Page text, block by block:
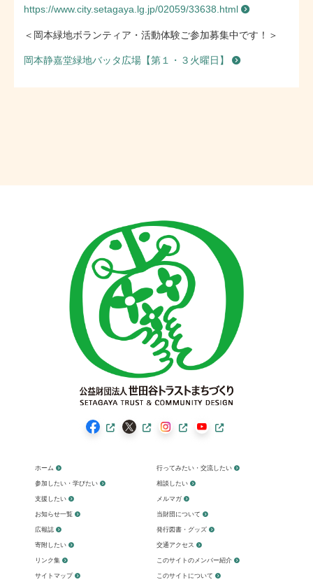
https://www.city.setagaya.lg.jp/02059/33638.html
＜岡本緑地ボランティア・活動体験ご参加募集中です！＞
岡本静嘉堂緑地バッタ広場【第１・３火曜日】
ホーム 行ってみたい・交流したい
参加したい・学びたい 相談したい
支援したい メルマガ
お知らせ一覧 当財団について
広報誌 発行図書・グッズ
寄附したい 交通アクセス
リンク集 このサイトのメンバー紹介
サイトマップ このサイトについて